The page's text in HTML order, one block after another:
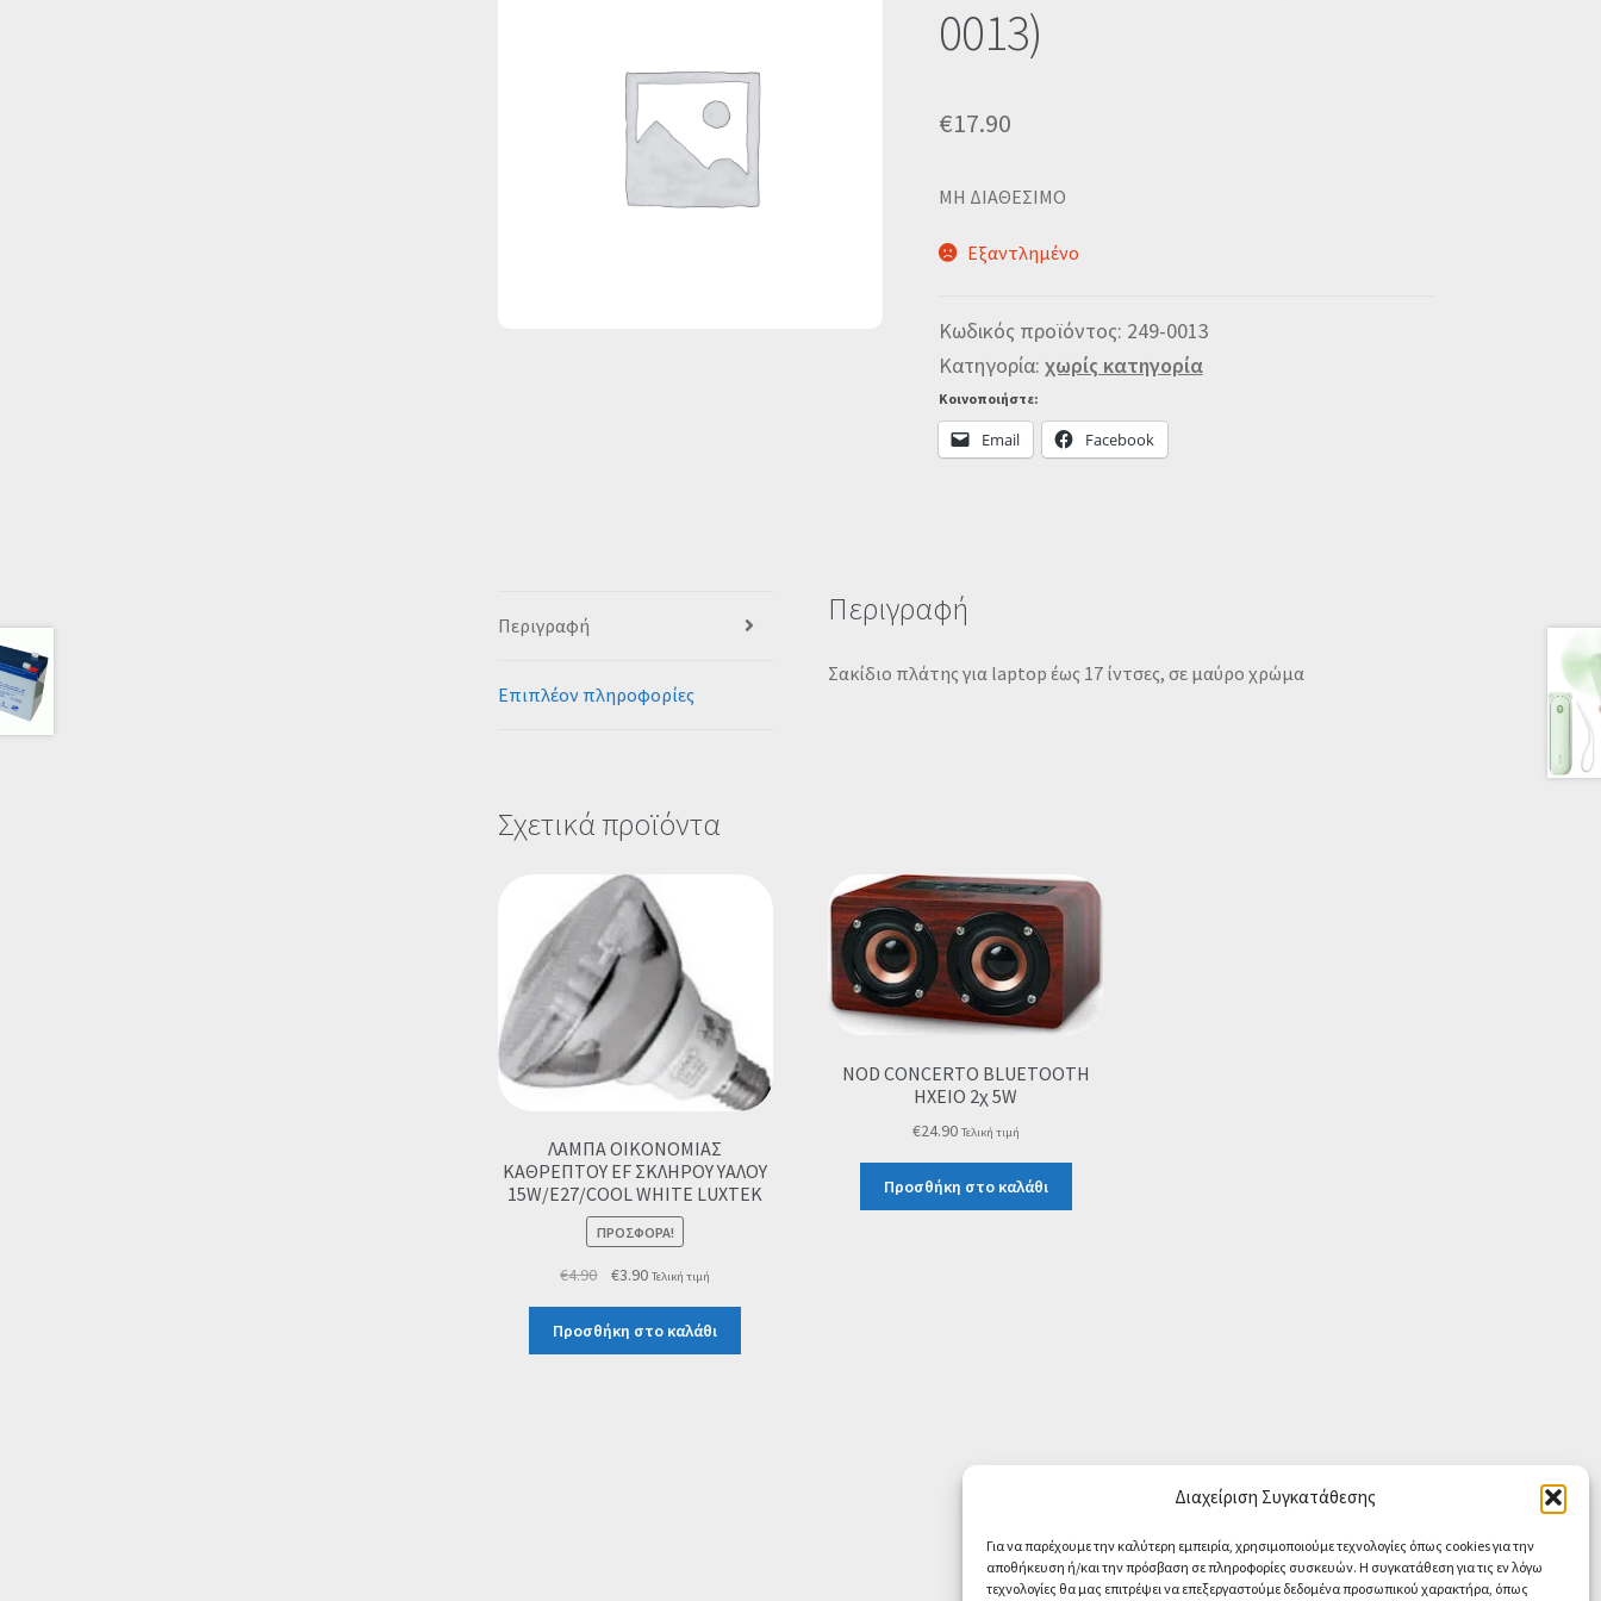
Διαχείριση Συγκατάθεσης
Για να παρέχουμε την καλύτερη εμπειρία, χρησιμοποιούμε τεχνολογίες όπως cookies για την
αποθήκευση ή/και την πρόσβαση σε πληροφορίες συσκευών. Η συγκατάθεση για τις εν λόγω
τεχνολογίες θα μας επιτρέψει να επεξεργαστούμε δεδομένα προσωπικού χαρακτήρα, όπως
0013)
€17.90
MΗ ΔΙΑΘΕΣΙΜΟ
Εξαντλημένο
Κωδικός προϊόντος: 249-0013
Κατηγορία: χωρίς κατηγορία
Κοινοποιήστε:
Email Facebook
Περιγραφή
Επιπλέον πληροφορίες
Περιγραφή
Σακίδιο πλάτης για laptop έως 17 ίντσες, σε μαύρο χρώμα
Σχετικά προϊόντα
ΛΑΜΠΑ ΟΙΚΟΝΟΜΙΑΣ
ΚΑΘΡΕΠΤΟΥ EF ΣΚΛΗΡΟΥ ΥΑΛΟΥ
15W/E27/COOL WHITE LUXTEK
ΠΡΟΣΦΟΡΆ!
€4.90
Original
was:
€4.90.
€3.90Η
τιμή
είναι:
Τελική τιμή
Προσθήκη στο καλάθι
NOD CONCERTO BLUETOOTH
ΗΧΕΙΟ 2χ 5W
€24.90 Τελική τιμή
Προσθήκη στο καλάθι